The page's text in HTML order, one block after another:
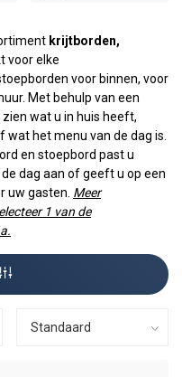
krijtborden,
voor elke
voor binnen, voor
Met behulp van een
wat u in huis heeft,
het menu van de dag is.
en stoepbord past u
dag aan of geeft u op een
uw gasten. Meer
1 van de